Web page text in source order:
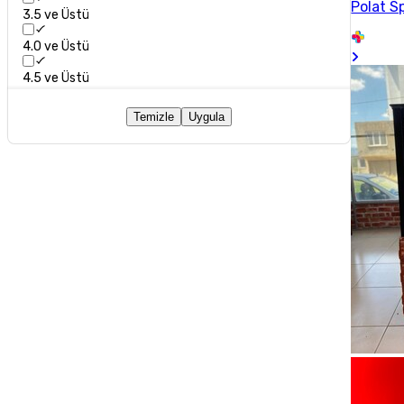
3.5 ve Üstü
4.0 ve Üstü
4.5 ve Üstü
Temizle Uygula
Polat